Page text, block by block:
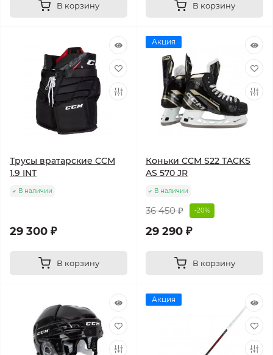
В корзину В корзину
Трусы вратарские CCM
1.9 INT
В наличии
29 300 ₽
В корзину
Акция
Коньки CCM S22 TACKS
AS 570 JR
В наличии
36 450 ₽ -20%
29 290 ₽
В корзину
Акция